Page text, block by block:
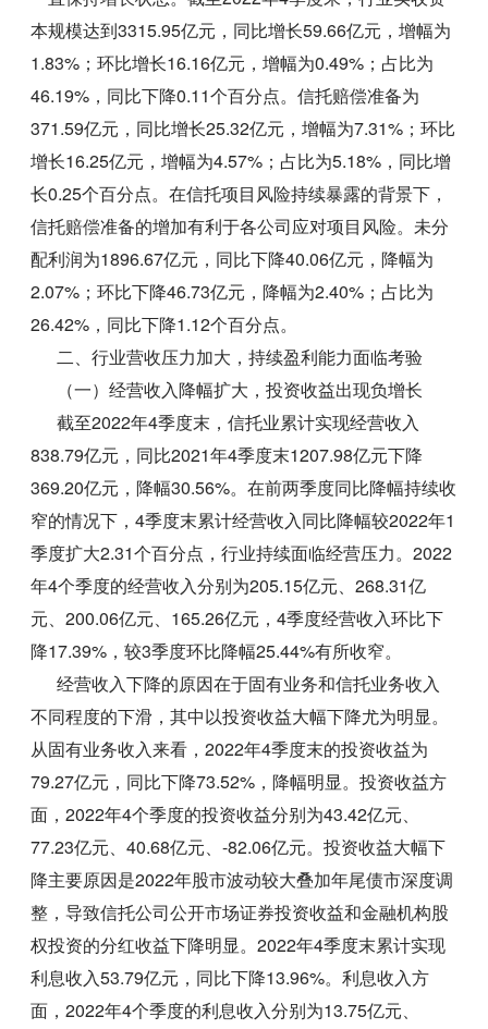
本规模达到3315.95亿元，同比增长59.66亿元，增幅为
1.83%；环比增长16.16亿元，增幅为0.49%；占比为
46.19%，同比下降0.11个百分点。信托赔偿准备为
371.59亿元，同比增长25.32亿元，增幅为7.31%；环比
增长16.25亿元，增幅为4.57%；占比为5.18%，同比增
长0.25个百分点。在信托项目风险持续暴露的背景下，
信托赔偿准备的增加有利于各公司应对项目风险。未分
配利润为1896.67亿元，同比下降40.06亿元，降幅为
2.07%；环比下降46.73亿元，降幅为2.40%；占比为
26.42%，同比下降1.12个百分点。
二、行业营收压力加大，持续盈利能力面临考验
（一）经营收入降幅扩大，投资收益出现负增长
截至2022年4季度末，信托业累计实现经营收入
838.79亿元，同比2021年4季度末1207.98亿元下降
369.20亿元，降幅30.56%。在前两季度同比降幅持续收
窄的情况下，4季度末累计经营收入同比降幅较2022年1
季度扩大2.31个百分点，行业持续面临经营压力。2022
年4个季度的经营收入分别为205.15亿元、268.31亿
元、200.06亿元、165.26亿元，4季度经营收入环比下
降17.39%，较3季度环比降幅25.44%有所收窄。
经营收入下降的原因在于固有业务和信托业务收入
不同程度的下滑，其中以投资收益大幅下降尤为明显。
从固有业务收入来看，2022年4季度末的投资收益为
79.27亿元，同比下降73.52%，降幅明显。投资收益方
面，2022年4个季度的投资收益分别为43.42亿元、
77.23亿元、40.68亿元、-82.06亿元。投资收益大幅下
降主要原因是2022年股市波动较大叠加年尾债市深度调
整，导致信托公司公开市场证券投资收益和金融机构股
权投资的分红收益下降明显。2022年4季度末累计实现
利息收入53.79亿元，同比下降13.96%。利息收入方
面，2022年4个季度的利息收入分别为13.75亿元、